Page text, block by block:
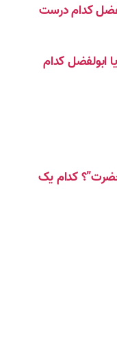
کدام درست
ابولفضل کدام
کدام یک